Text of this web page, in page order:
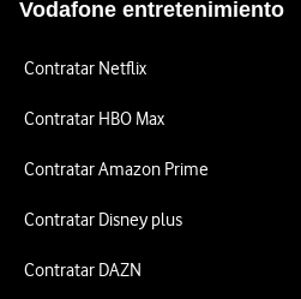
Vodafone entretenimiento
Contratar Netflix
Contratar HBO Max
Contratar Amazon Prime
Contratar Disney plus
Contratar DAZN